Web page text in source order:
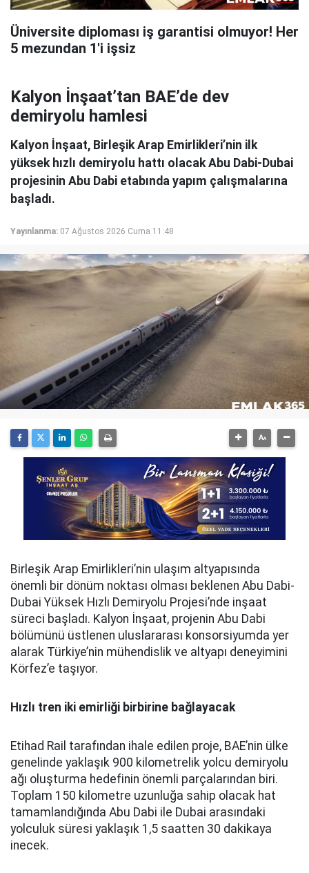
Üniversite diploması iş garantisi olmuyor! Her
5 mezundan 1'i işsiz
Kalyon İnşaat’tan BAE’de dev
demiryolu hamlesi
Kalyon İnşaat, Birleşik Arap Emirlikleri’nin ilk
yüksek hızlı demiryolu hattı olacak Abu Dabi-Dubai
projesinin Abu Dabi etabında yapım çalışmalarına
başladı.
Yayınlanma: 07 Ağustos 2026 Cuma 11:48
Birleşik Arap Emirlikleri’nin ulaşım altyapısında
önemli bir dönüm noktası olması beklenen Abu Dabi-
Dubai Yüksek Hızlı Demiryolu Projesi’nde inşaat
süreci başladı. Kalyon İnşaat, projenin Abu Dabi
bölümünü üstlenen uluslararası konsorsiyumda yer
alarak Türkiye’nin mühendislik ve altyapı deneyimini
Körfez’e taşıyor.
Hızlı tren iki emirliği birbirine bağlayacak
Etihad Rail tarafından ihale edilen proje, BAE’nin ülke
genelinde yaklaşık 900 kilometrelik yolcu demiryolu
ağı oluşturma hedefinin önemli parçalarından biri.
Toplam 150 kilometre uzunluğa sahip olacak hat
tamamlandığında Abu Dabi ile Dubai arasındaki
yolculuk süresi yaklaşık 1,5 saatten 30 dakikaya
inecek.